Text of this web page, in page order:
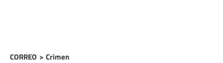
CORREO > Crimen